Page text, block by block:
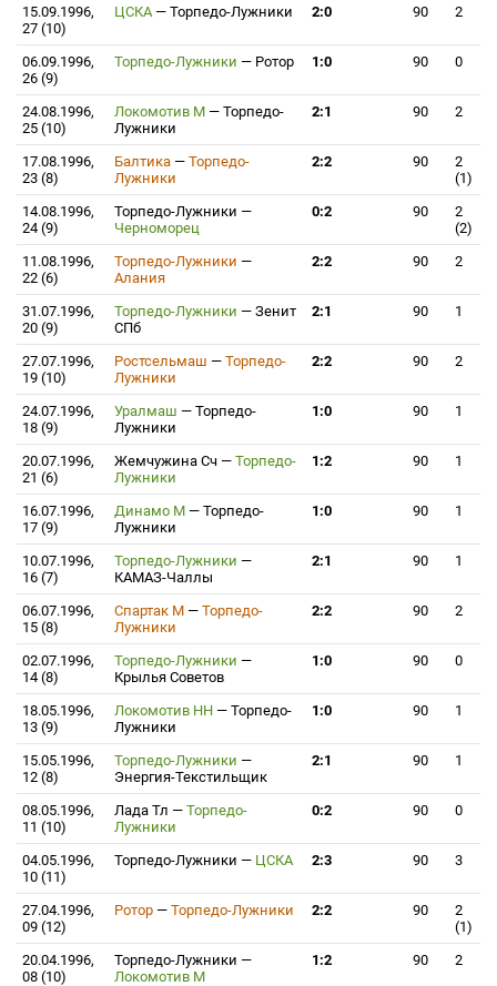
15.09.1996,
27 (10)
ЦСКА — Торпедо-Лужники 2:0 90 2
06.09.1996,
26 (9)
Торпедо-Лужники — Ротор 1:0 90 0
24.08.1996,
25 (10)
Локомотив М — Торпедо-
Лужники
2:1 90 2
17.08.1996,
23 (8)
Балтика — Торпедо-
Лужники
2:2 90
2
(1)
14.08.1996,
24 (9)
Торпедо-Лужники —
Черноморец
0:2 90
2
(2)
11.08.1996,
22 (6)
Торпедо-Лужники —
Алания
2:2 90 2
31.07.1996,
20 (9)
Торпедо-Лужники — Зенит
СПб
2:1 90 1
27.07.1996,
19 (10)
Ростсельмаш — Торпедо-
Лужники
2:2 90 2
24.07.1996,
18 (9)
Уралмаш — Торпедо-
Лужники
1:0 90 1
20.07.1996,
21 (6)
Жемчужина Сч — Торпедо-
Лужники
1:2 90 1
16.07.1996,
17 (9)
Динамо М — Торпедо-
Лужники
1:0 90 1
10.07.1996,
16 (7)
Торпедо-Лужники —
КАМАЗ-Чаллы
2:1 90 1
06.07.1996,
15 (8)
Спартак М — Торпедо-
Лужники
2:2 90 2
02.07.1996,
14 (8)
Торпедо-Лужники —
Крылья Советов
1:0 90 0
18.05.1996,
13 (9)
Локомотив НН — Торпедо-
Лужники
1:0 90 1
15.05.1996,
12 (8)
Торпедо-Лужники —
Энергия-Текстильщик
2:1 90 1
08.05.1996,
11 (10)
Лада Тл — Торпедо-
Лужники
0:2 90 0
04.05.1996,
10 (11)
Торпедо-Лужники — ЦСКА 2:3 90 3
27.04.1996,
09 (12)
Ротор — Торпедо-Лужники 2:2 90
2
(1)
20.04.1996,
08 (10)
Торпедо-Лужники —
Локомотив М
1:2 90 2